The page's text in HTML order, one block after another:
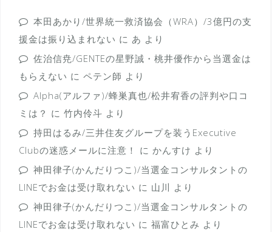
本田あかり/世界統一救済協会（WRA）/3億円の支
援金は振り込まれない に あ より
佐治信尭/GENTEの星野誠・桃井優作から当選金は
もらえない に ペテン師 より
Alpha(アルファ)/蜂巣真也/松井宥香の評判や口コ
ミは？ に 竹内伶斗 より
持田はるみ/三井住友グループを装うExecutive
Clubの迷惑メールに注意！
に かんすけ より
神田律子(かんだりつこ)/当選金コンサルタントの
LINEでお金は受け取れない に 山川 より
神田律子(かんだりつこ)/当選金コンサルタントの
LINEでお金は受け取れない に 福富ひとみ より